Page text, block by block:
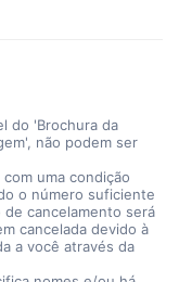
do 'Brochura da
não podem ser
uma condição
o número suficiente
cancelamento será
cancelada devido à
a você através da